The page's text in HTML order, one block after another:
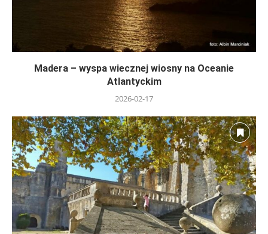
Madera – wyspa wiecznej wiosny na Oceanie
Atlantyckim
2026-02-17